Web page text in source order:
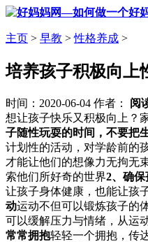
主页 > 早教 >性格养成 >
培养孩子积极向上
时间：2020-06-04 作者： 阅
想让孩子快乐又积极向上？
子随性玩耍的时间，不要把
计划性的活动，对学龄前的
才能让他们的想像力无拘无
索他们所好奇的世界2、确
让孩子身体健康，也能让孩
动运动不但可以锻炼孩子的
可以缓解压力与情绪，从运
常常拥抱轻轻一个拥抱，传